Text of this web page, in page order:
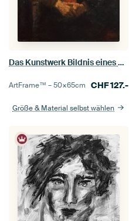
Das Kunstwerk Bildnis eines alten Mannes in rotem Gewand - Rembrandt
ArtFrame™ –50×65cm CHF127.-
Größe & Material selbst wählen